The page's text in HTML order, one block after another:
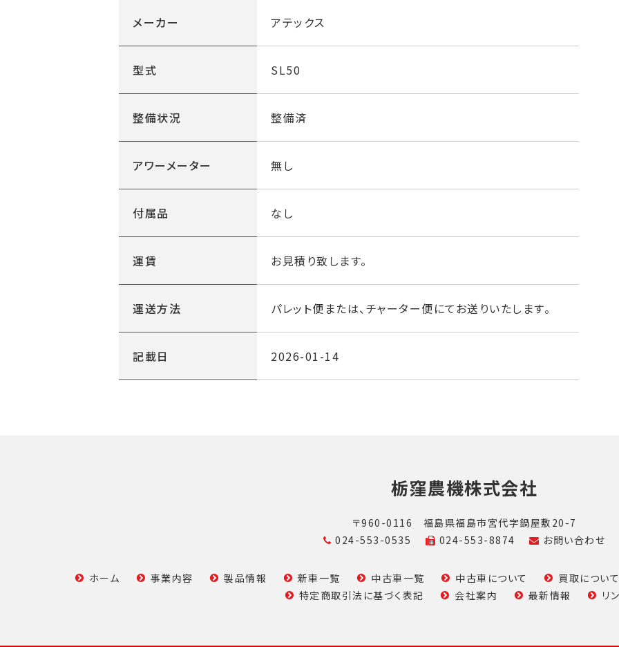
・荷台寸法 １８３０ｍｍｘ１０８０ｍｍｘ２４０ｍｍ （長ｘ幅ｘ高）
メーカー アテックス
型式 SL50
整備状況 整備済
アワーメーター 無し
付属品 なし
運賃 お見積り致します。
運送方法 パレット便または、チャーター便にてお送りいたします。
記載日 2026-01-14
栃窪農機株式会社
〒960-0116 福島県福島市宮代字鍋屋敷20-7
024-553-0535
024-553-8874 お問い合わせ
ホーム 事業内容 製品情報 新車一覧 中古車一覧 中古車について
買取につい
特定商取引法に基づく表記
会社案内 最新情報 リ